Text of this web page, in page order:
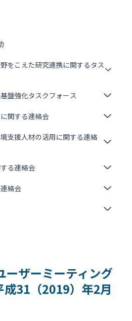
をこえた研究連携に関するタス
盤強化タスクフォース
関する連絡会
支援人材の活用に関する連絡
る連絡会
絡会
ザーミーティング
成31（2019）年2月